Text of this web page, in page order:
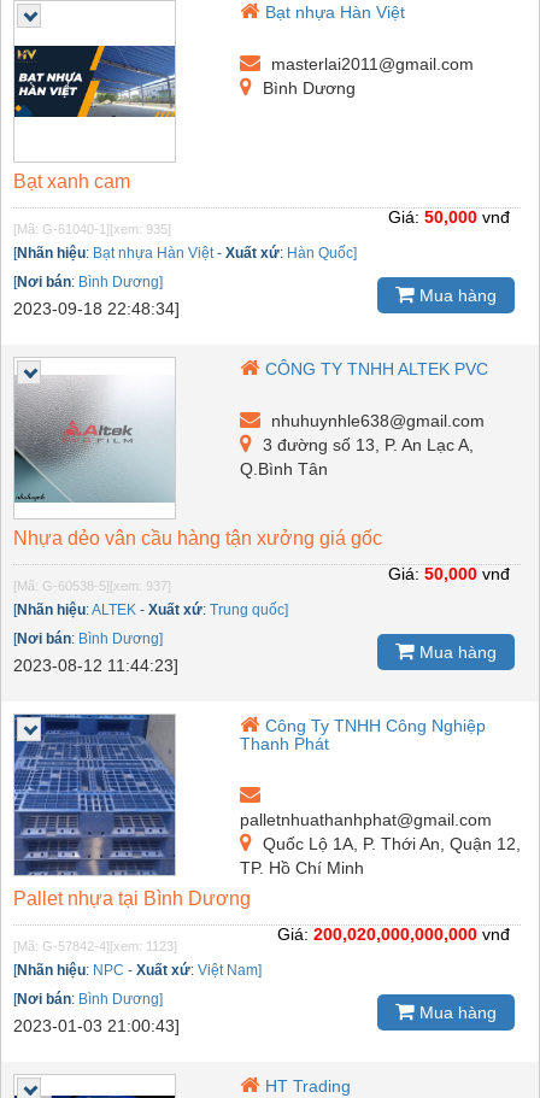
Bạt nhựa Hàn Việt
masterlai2011@gmail.com
Bình Dương
Bạt xanh cam
[Mã: G-61040-1] [xem: 935]
[Nhãn hiệu: Bạt nhựa Hàn Việt- Xuất xứ: Hàn Quốc]
[Nơi bán: Bình Dương]
2023-09-18 22:48:34]
Giá: 50,000 vnđ
Mua hàng
CÔNG TY TNHH ALTEK PVC
nhuhuynhle638@gmail.com
3 đường số 13, P. An Lạc A,
Q.Bình Tân
Nhựa dẻo vân cầu hàng tận xưởng giá gốc
[Mã: G-60538-5] [xem: 937]
[Nhãn hiệu:ALTEK - Xuất xứ: Trung quốc]
[Nơi bán: Bình Dương]
2023-08-12 11:44:23]
Giá: 50,000 vnđ
Mua hàng
Công Ty TNHH Công Nghiệp
Thanh Phát
palletnhuathanhphat@gmail.com
Quốc Lộ 1A, P. Thới An, Quận 12,
TP. Hồ Chí Minh
Pallet nhựa tại Bình Dương
[Mã: G-57842-4] [xem: 1123]
[Nhãn hiệu: NPC - Xuất xứ: Việt Nam]
[Nơi bán: Bình Dương]
2023-01-03 21:00:43]
Giá: 200,020,000,000,000 vnđ
Mua hàng
HT Trading